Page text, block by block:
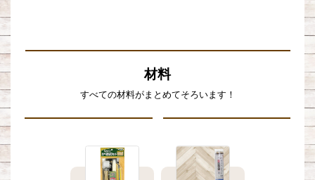
材料
すべての材料がまとめてそろいます！